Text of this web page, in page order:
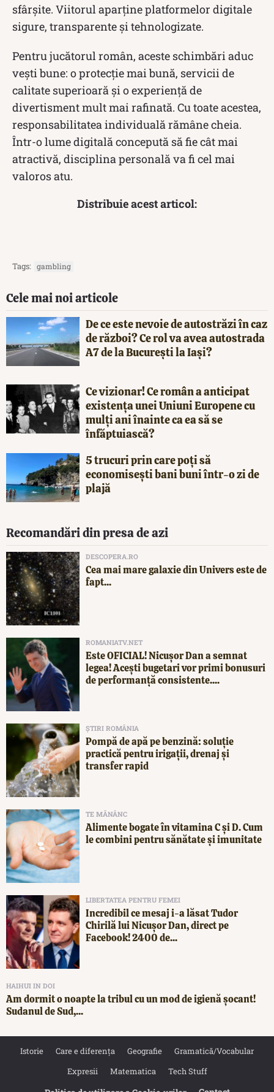
sfârșite. Viitorul aparține platformelor digitale
sigure, transparente și tehnologizate.
Pentru jucătorul român, aceste schimbări aduc
vești bune: o protecție mai bună, servicii de
calitate superioară și o experiență de
divertisment mult mai rafinată. Cu toate acestea,
responsabilitatea individuală rămâne cheia.
Într-o lume digitală concepută să fie cât mai
atractivă, disciplina personală va fi cel mai
valoros atu.
Distribuie acest articol:
Tags: gambling
Cele mai noi articole
De ce este nevoie de autostrăzi în caz
de război? Ce rol va avea autostrada
A7 de la București la Iași?
Ce vizionar! Ce român a anticipat
existența unei Uniuni Europene cu
mulți ani înainte ca ea să se
înfăptuiască?
5 trucuri prin care poți să
economisești bani buni într-o zi de
plajă
Recomandări din presa de azi
DESCOPERA.RO
Cea mai mare galaxie din Univers este de
fapt...
ROMANIATV.NET
Este OFICIAL! Nicușor Dan a semnat
legea! Acești bugetari vor primi bonusuri
de performanță consistente....
ȘTIRI ROMÂNIA
Pompă de apă pe benzină: soluție
practică pentru irigații, drenaj și
transfer rapid
TE MĂNÂNC
Alimente bogate în vitamina C și D. Cum
le combini pentru sănătate și imunitate
LIBERTATEA PENTRU FEMEI
Incredibil ce mesaj i-a lăsat Tudor
Chirilă lui Nicușor Dan, direct pe
Facebook! 2400 de...
HAIHUI IN DOI
Am dormit o noapte la tribul cu un mod de igienă șocant!
Sudanul de Sud,...
Istorie Care e diferența Geografie
Gramatică/Vocabular
Expresii
Matematica Tech Stuff